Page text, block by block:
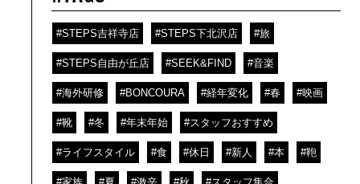
#STEPS吉祥寺店 #STEPS下北沢店 #旅
#STEPS自由が丘店 #SEEK&FIND #音楽
#海外研修 #BONCOURA #経年変化 #春 #映画
#靴 #冬 #年末年始 #スタッフおすすめ
#ライフスタイル #食 #休日 #新人 #本 #鞄
#家族 #夏 #激辛 #秋 #スタッフ集合